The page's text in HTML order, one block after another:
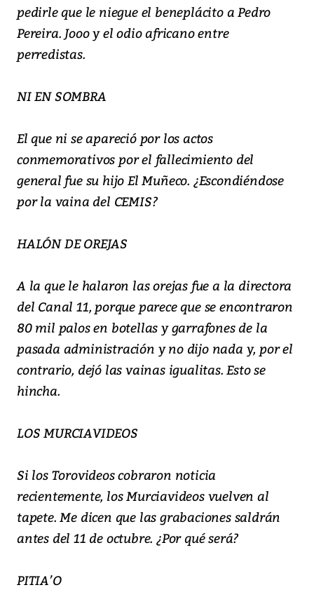
pedirle que le niegue el beneplácito a Pedro
Pereira. Jooo y el odio africano entre
perredistas.
NI EN SOMBRA
El que ni se apareció por los actos
conmemorativos por el fallecimiento del
general fue su hijo El Muñeco. ¿Escondiéndose
por la vaina del CEMIS?
HALÓN DE OREJAS
A la que le halaron las orejas fue a la directora
del Canal 11, porque parece que se encontraron
80 mil palos en botellas y garrafones de la
pasada administración y no dijo nada y, por el
contrario, dejó las vainas igualitas. Esto se
hincha.
LOS MURCIAVIDEOS
Si los Torovideos cobraron noticia
recientemente, los Murciavideos vuelven al
tapete. Me dicen que las grabaciones saldrán
antes del 11 de octubre. ¿Por qué será?
PITIA’O